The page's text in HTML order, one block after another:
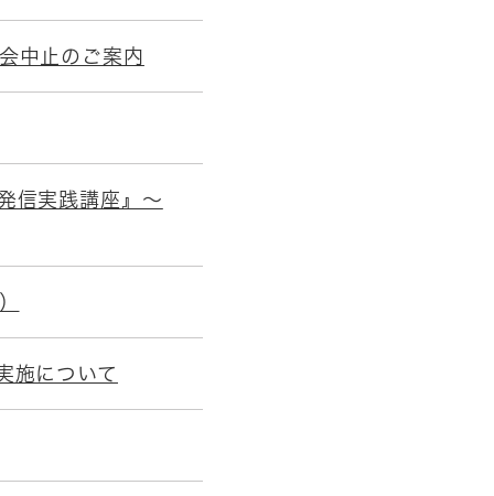
中止のご案内
信実践講座』～
施について